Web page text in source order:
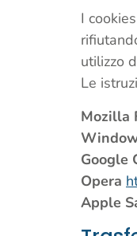
I
utilizzo
Le
Mozilla
Google
Opera
Apple